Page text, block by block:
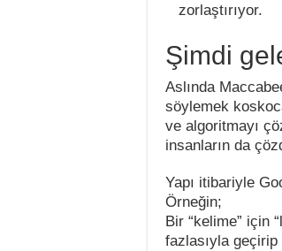
zorlaştırıyor.
Şimdi
Aslında
söylemek
ve algoritmayı
insanların da
Yapı itibariyle
Örneğin;
Bir “kelime” için
fazlasıyla geçirip